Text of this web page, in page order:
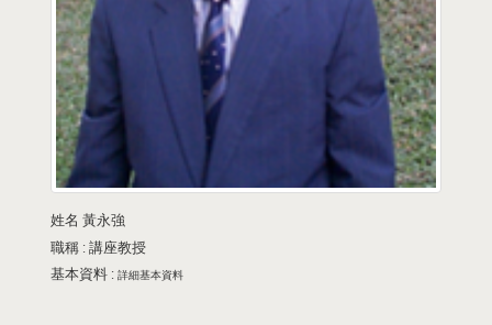
姓名 黃永強
職稱 : 講座教授
基本資料 : 詳細基本資料